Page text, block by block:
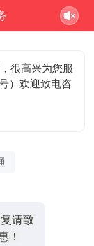
很高兴为您服
）欢迎致电咨
请致
！